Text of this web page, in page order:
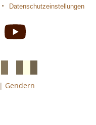
• Datenschutzeinstellungen
italienische
| Gendern